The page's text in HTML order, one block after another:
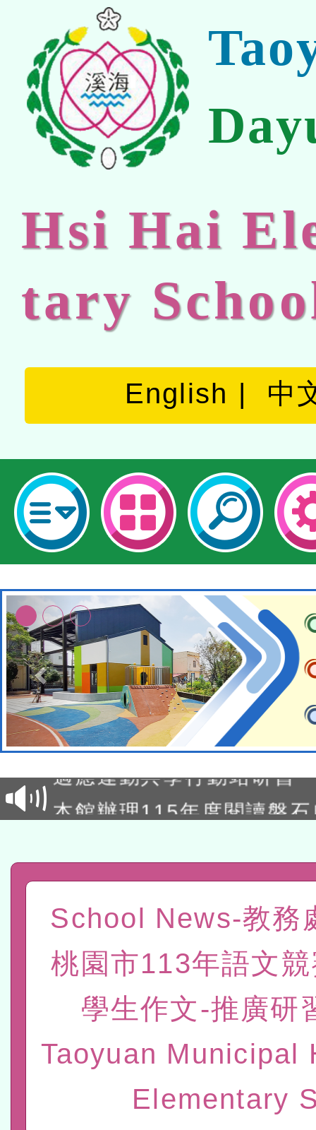
Hsi Hai
tary
English 中
本校115學年度第2次代理
本館辦理115年度閱讀磐
程
A3數位素養講師名單
「數位內容與教學軟體線
赴陸應申請許可一案
轉知經濟部水利署委託財
研究院辦理「115年表揚
位及節水達人選拔活動」
115年8月22日(星期六)辦
市孔廟祈福系列活動—儒
2026年桃園地景藝術節教
本校115學年度第2次代理
結果公告(無人報名，續辦
適應運動共學行動站研習
School News-教務
桃園市113年語文
學生作文-推廣研
Taoyuan Municipal
Elementary